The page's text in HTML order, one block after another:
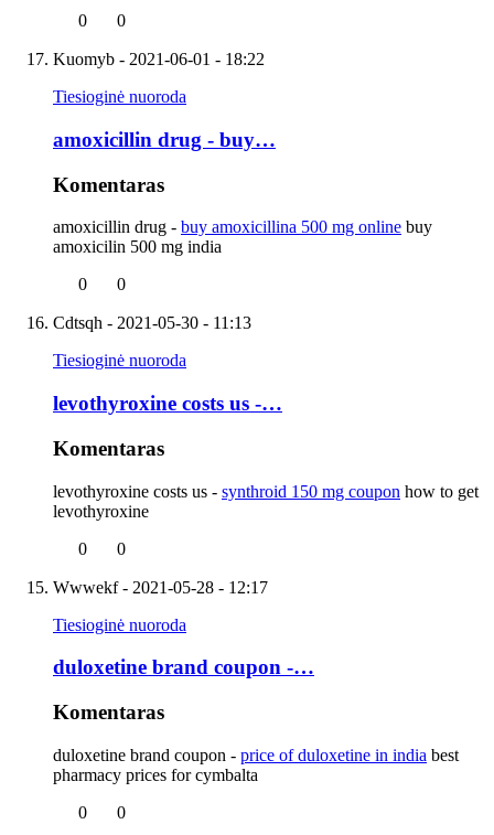
0 0
Kuomyb - 2021-06-01 - 18:22
Tiesioginė nuoroda
amoxicillin drug - buy…
Komentaras
amoxicillin drug - buy amoxicillina 500 mg online buy
amoxicilin 500 mg india
0
0
Cdtsqh - 2021-05-30 - 11:13
Tiesioginė nuoroda
levothyroxine costs us -…
Komentaras
levothyroxine costs us - synthroid 150 mg coupon how to get
levothyroxine
0
0
Wwwekf- 2021-05-28 - 12:17
Tiesioginė nuoroda
duloxetine brand coupon -…
Komentaras
duloxetine brand coupon - price of duloxetine in india best
pharmacy prices for cymbalta
0
0